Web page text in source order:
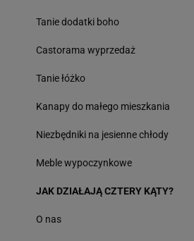
Tanie dodatki boho
Castorama wyprzedaż
Tanie łóżko
Kanapy do małego mieszkania
Niezbędniki na jesienne chłody
Meble wypoczynkowe
JAK DZIAŁAJĄ CZTERY KĄTY?
O nas